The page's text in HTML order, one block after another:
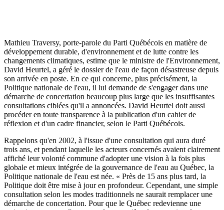
Mathieu Traversy, porte-parole du Parti Québécois en matière de
développement durable, d'environnement et de lutte contre les
changements climatiques, estime que le ministre de l'Environnement,
David Heurtel, a géré le dossier de l'eau de façon désastreuse depuis
son arrivée en poste. En ce qui concerne, plus précisément, la
Politique nationale de l'eau, il lui demande de s'engager dans une
démarche de concertation beaucoup plus large que les insuffisantes
consultations ciblées qu'il a annoncées. David Heurtel doit aussi
procéder en toute transparence à la publication d'un cahier de
réflexion et d'un cadre financier, selon le Parti Québécois.
Rappelons qu'en 2002, à l'issue d'une consultation qui aura duré
trois ans, et pendant laquelle les acteurs concernés avaient clairement
affiché leur volonté commune d'adopter une vision à la fois plus
globale et mieux intégrée de la gouvernance de l'eau au Québec, la
Politique nationale de l'eau est née. « Près de 15 ans plus tard, la
Politique doit être mise à jour en profondeur. Cependant, une simple
consultation selon les modes traditionnels ne saurait remplacer une
démarche de concertation. Pour que le Québec redevienne une